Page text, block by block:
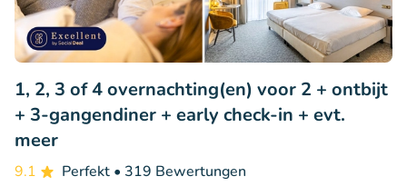
1, 2, 3 of 4 overnachting(en) voor 2 + ontbijt
+ 3-gangendiner + early check-in + evt.
meer
9.1 Perfekt • 319 Bewertungen